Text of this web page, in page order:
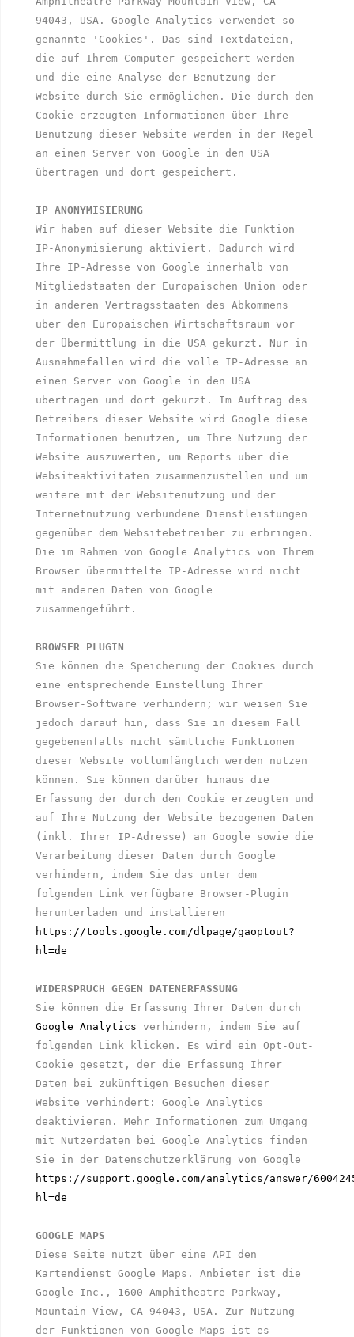
94043, USA. Google Analytics verwendet so
genannte 'Cookies'. Das sind Textdateien,
die auf Ihrem Computer gespeichert werden
und die eine Analyse der Benutzung der
Website durch Sie ermöglichen. Die durch den
Cookie erzeugten Informationen über Ihre
Benutzung dieser Website werden in der Regel
an einen Server von Google in den USA
übertragen und dort gespeichert.
IP ANONYMISIERUNG
Wir haben auf dieser Website die Funktion
IP-Anonymisierung aktiviert. Dadurch wird
Ihre IP-Adresse von Google innerhalb von
Mitgliedstaaten der Europäischen Union oder
in anderen Vertragsstaaten des Abkommens
über den Europäischen Wirtschaftsraum vor
der Übermittlung in die USA gekürzt. Nur in
Ausnahmefällen wird die volle IP-Adresse an
einen Server von Google in den USA
übertragen und dort gekürzt. Im Auftrag des
Betreibers dieser Website wird Google diese
Informationen benutzen, um Ihre Nutzung der
Website auszuwerten, um Reports über die
Websiteaktivitäten zusammenzustellen und um
weitere mit der Websitenutzung und der
Internetnutzung verbundene Dienstleistungen
gegenüber dem Websitebetreiber zu erbringen.
Die im Rahmen von Google Analytics von Ihrem
Browser übermittelte IP-Adresse wird nicht
mit anderen Daten von Google
zusammengeführt.
BROWSER PLUGIN
Sie können die Speicherung der Cookies durch
eine entsprechende Einstellung Ihrer
Browser-Software verhindern; wir weisen Sie
jedoch darauf hin, dass Sie in diesem Fall
gegebenenfalls nicht sämtliche Funktionen
dieser Website vollumfänglich werden nutzen
können. Sie können darüber hinaus die
Erfassung der durch den Cookie erzeugten und
auf Ihre Nutzung der Website bezogenen Daten
(inkl. Ihrer IP-Adresse) an Google sowie die
Verarbeitung dieser Daten durch Google
verhindern, indem Sie das unter dem
folgenden Link verfügbare Browser-Plugin
https://tools.google.com/dlpage/gaoptout?
hl=de
WIDERSPRUCH GEGEN DATENERFASSUNG
Google Analytics verhindern, indem Sie auf
folgenden Link klicken. Es wird ein Opt-Out-
Cookie gesetzt, der die Erfassung Ihrer
Daten bei zukünftigen Besuchen dieser
Website verhindert: Google Analytics
deaktivieren. Mehr Informationen zum Umgang
mit Nutzerdaten bei Google Analytics finden
https://support.google.com/analytics/answer/
hl=de
GOOGLE MAPS
Diese Seite nutzt über eine API den
Kartendienst Google Maps. Anbieter ist die
Google Inc., 1600 Amphitheatre Parkway,
Mountain View, CA 94043, USA. Zur Nutzung
der Funktionen von Google Maps ist es